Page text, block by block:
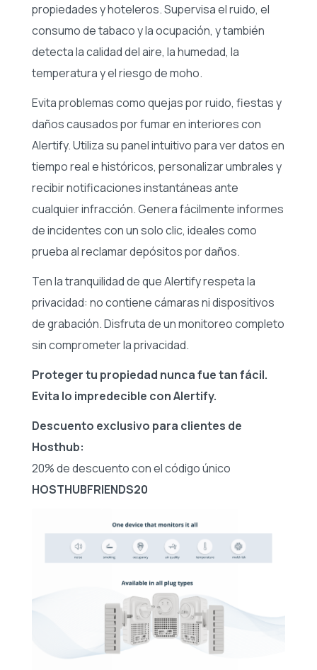
propiedades y hoteleros. Supervisa el ruido, el
consumo de tabaco y la ocupación, y también
detecta la calidad del aire, la humedad, la
temperatura y el riesgo de moho.
Evita problemas como quejas por ruido, fiestas y
daños causados por fumar en interiores con
Alertify. Utiliza su panel intuitivo para ver datos en
tiempo real e históricos, personalizar umbrales y
recibir notificaciones instantáneas ante
cualquier infracción. Genera fácilmente informes
de incidentes con un solo clic, ideales como
prueba al reclamar depósitos por daños.
Ten la tranquilidad de que Alertify respeta la
privacidad: no contiene cámaras ni dispositivos
de grabación. Disfruta de un monitoreo completo
sin comprometer la privacidad.
Proteger tu propiedad nunca fue tan fácil.
Evita lo impredecible con Alertify.
Descuento exclusivo para clientes de
Hosthub:
20% de descuento con el código único
HOSTHUBFRIENDS20